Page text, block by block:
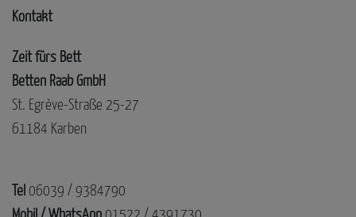
Kontakt
Zeit fürs Bett
Betten Raab GmbH
St. Egrève-Straße 25-27
61184 Karben
Tel 06039 / 9384790